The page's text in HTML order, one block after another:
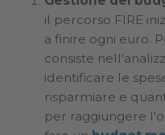
il percorso FIRE
a finire ogni euro.
consiste
identificare le
risparmiare e
per raggiungere